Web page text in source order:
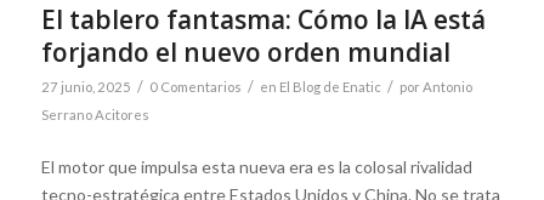
El tablero fantasma: Cómo la lA está
forjando el nuevo orden mundial
27 junio, 2025 / 0 Comentarios / en El Blog de Enatic / porAntonio
Serrano Acitores
El motor que impulsa esta nueva era es la colosal rivalidad
tecno-estratégica entre Estados Unidos y China. No se trata